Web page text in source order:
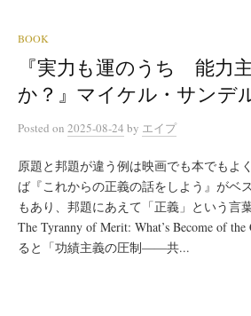
BOOK
『実力も運のうち 能力
か？』マイケル・サンデ
Posted on 2025-08-24 by エイプ
原題と邦題が違う例は映画でも本でもよ
ば『これからの正義の話をしよう』がベ
もあり、邦題にあえて「正義」という言
The Tyranny of Merit: What’s Become of
ると「功績主義の圧制――共...